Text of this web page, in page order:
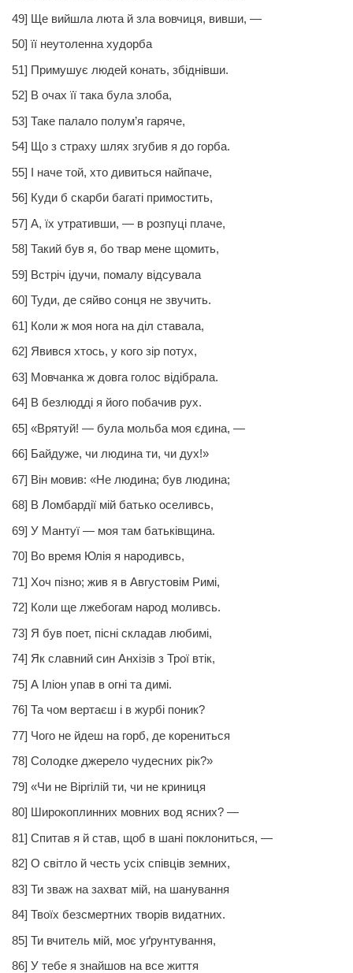
49] Ще вийшла люта й зла вовчиця, вивши, —
50] її неутоленна худорба
51] Примушує людей конать, збіднівши.
52] В очах її така була злоба,
53] Таке палало полум’я гаряче,
54] Що з страху шлях згубив я до горба.
55] І наче той, хто дивиться найпаче,
56] Куди б скарби багаті примостить,
57] А, їх утративши, — в розпуці плаче,
58] Такий був я, бо твар мене щомить,
59] Встріч ідучи, помалу відсувала
60] Туди, де сяйво сонця не звучить.
61] Коли ж моя нога на діл ставала,
62] Явився хтось, у кого зір потух,
63] Мовчанка ж довга голос відібрала.
64] В безлюдді я його побачив рух.
65] «Врятуй! — була мольба моя єдина, —
66] Байдуже, чи людина ти, чи дух!»
67] Він мовив: «Не людина; був людина;
68] В Ломбардії мій батько оселивсь,
69] У Мантуї — моя там батьківщина.
70] Во время Юлія я народивсь,
71] Хоч пізно; жив я в Августовім Римі,
72] Коли ще лжебогам народ моливсь.
73] Я був поет, пісні складав любимі,
74] Як славний син Анхізів з Трої втік,
75] А Іліон упав в огні та димі.
76] Та чом вертаєш і в журбі поник?
77] Чого не йдеш на горб, де корениться
78] Солодке джерело чудесних рік?»
79] «Чи не Віргілій ти, чи не криниця
80] Широкоплинних мовних вод ясних? —
81] Спитав я й став, щоб в шані поклониться, —
82] О світло й честь усіх співців земних,
83] Ти зваж на захват мій, на шанування
84] Твоїх безсмертних творів видатних.
85] Ти вчитель мій, моє уґрунтування,
86] У тебе я знайшов на все життя